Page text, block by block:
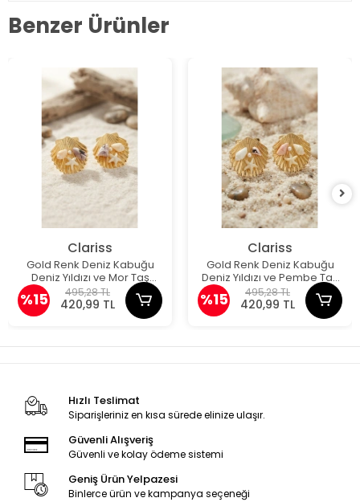
Benzer Ürünler
Clariss
Gold Renk Deniz Kabuğu
Deniz Yıldızı ve Mor Taş
Detaylı Küpe
%15 495,28 TL
420,99 TL
Clariss
Gold Renk Deniz Kabuğu
Deniz Yıldızı ve Pembe Taş
Detaylı Küpe
%15 495,28 TL
420,99 TL
Hızlı Teslimat
Siparişleriniz en kısa sürede elinize ulaşır.
Güvenli Alışveriş
Güvenli ve kolay ödeme sistemi
Geniş Ürün Yelpazesi
Binlerce ürün ve kampanya seçeneği